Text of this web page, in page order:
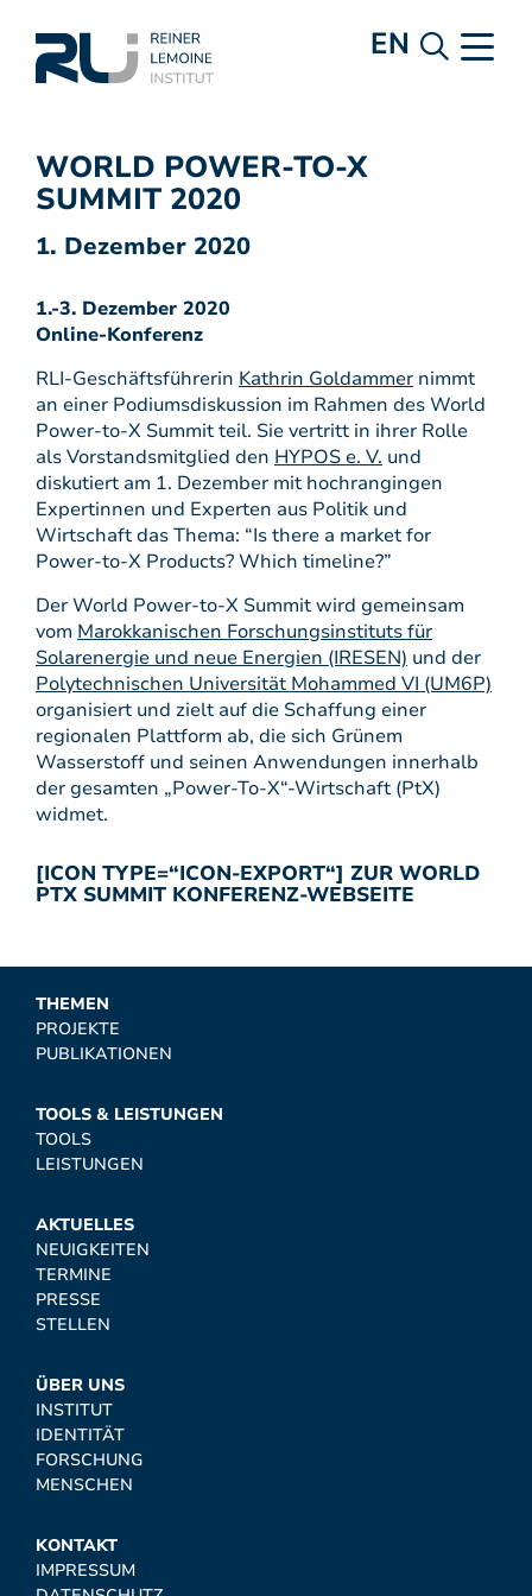
EN
WORLD POWER-TO-X
SUMMIT 2020
1. Dezember 2020
1.-3. Dezember 2020
Online-Konferenz
RLI-Geschäftsführerin Kathrin Goldammer nimmt
an einer Podiumsdiskussion im Rahmen des World
Power-to-X Summit teil. Sie vertritt in ihrer Rolle
als Vorstandsmitglied den HYPOS e. V. und
diskutiert am 1. Dezember mit hochrangingen
Expertinnen und Experten aus Politik und
Wirtschaft das Thema: “Is there a market for
Power-to-X Products? Which timeline?”
Der World Power-to-X Summit wird gemeinsam
vom Marokkanischen Forschungsinstituts für
Solarenergie und neue Energien (IRESEN) und der
Polytechnischen Universität Mohammed VI (UM6P)
organisiert und zielt auf die Schaffung einer
regionalen Plattform ab, die sich Grünem
Wasserstoff und seinen Anwendungen innerhalb
der gesamten „Power-To-X“-Wirtschaft (PtX)
widmet.
[ICON TYPE=“ICON-EXPORT“] ZUR WORLD
PTX SUMMIT KONFERENZ-WEBSEITE
THEMEN
PROJEKTE
PUBLIKATIONEN
TOOLS & LEISTUNGEN
TOOLS
LEISTUNGEN
AKTUELLES
NEUIGKEITEN
TERMINE
PRESSE
STELLEN
ÜBER UNS
INSTITUT
IDENTITÄT
FORSCHUNG
MENSCHEN
KONTAKT
IMPRESSUM